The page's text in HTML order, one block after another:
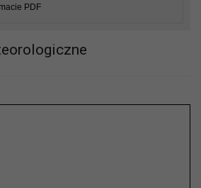
PDF